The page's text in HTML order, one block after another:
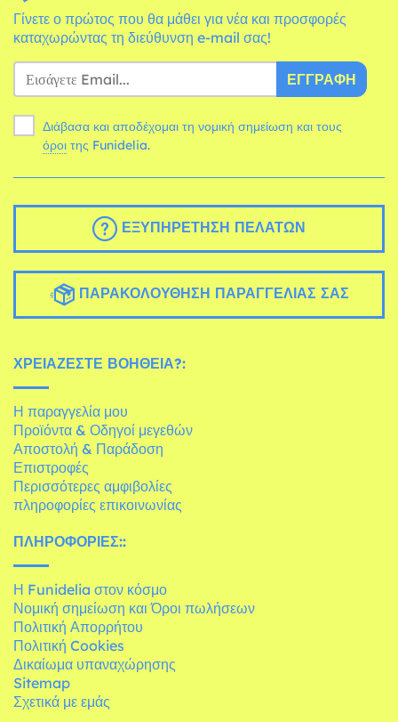
Γίνετε ο πρώτος που θα μάθει για νέα και προσφορές
καταχωρώντας τη διεύθυνση e-mail σας!
ΕΓΓΡΑΦΉ
Διάβασα και αποδέχομαι τη νομική σημείωση και τους
όροι της Funidelia.
ΕΞΥΠΗΡΈΤΗΣΗ ΠΕΛΑΤΏΝ
ΠΑΡΑΚΟΛΟΎΘΗΣΗ ΠΑΡΑΓΓΕΛΊΑΣ ΣΑΣ
ΧΡΕΙΆΖΕΣΤΕ ΒΟΉΘΕΙΑ?:
Η παραγγελία μου
Προϊόντα & Οδηγοί μεγεθών
Αποστολή & Παράδοση
Επιστροφές
Περισσότερες αμφιβολίες
πληροφορίες επικοινωνίας
ΠΛΗΡΟΦΟΡΊΕΣ::
Η Funidelia στον κόσμο
Νομική σημείωση και Όροι πωλήσεων
Πολιτική Απορρήτου
Πολιτική Cookies
Δικαίωμα υπαναχώρησης
Sitemap
Σχετικά με εμάς